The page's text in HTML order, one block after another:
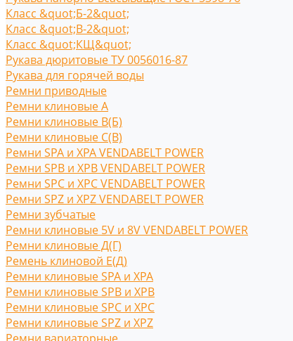
Класс &quot;Б-2&quot;
Класс &quot;В-2&quot;
Класс &quot;КЩ&quot;
Рукава дюритовые ТУ 0056016-87
Рукава для горячей воды
Ремни приводные
Ремни клиновые A
Ремни клиновые В(Б)
Ремни клиновые С(B)
Ремни SPA и XPA VENDABELT POWER
Ремни SPB и XPB VENDABELT POWER
Ремни SPC и XPC VENDABELT POWER
Ремни SPZ и XPZ VENDABELT POWER
Ремни зубчатые
Ремни клиновые 5V и 8V VENDABELT POWER
Ремни клиновые Д(Г)
Ремень клиновой Е(Д)
Ремни клиновые SPA и XPA
Ремни клиновые SPB и XPB
Ремни клиновые SPC и XPC
Ремни клиновые SPZ и XPZ